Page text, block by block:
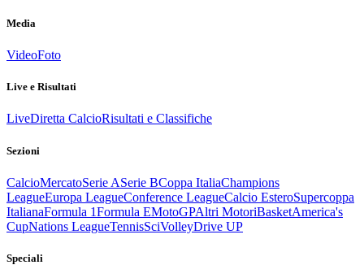
Media
VideoFoto
Live e Risultati
LiveDiretta CalcioRisultati e Classifiche
Sezioni
CalcioMercatoSerie ASerie BCoppa ItaliaChampions
LeagueEuropa LeagueConference LeagueCalcio EsteroSupercoppa
ItalianaFormula 1Formula EMotoGPAltri MotoriBasketAmerica's
CupNations LeagueTennisSciVolleyDrive UP
Speciali